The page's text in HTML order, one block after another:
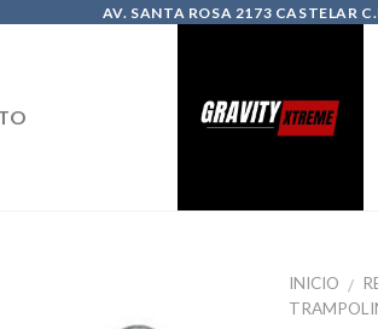
AV. SANTA ROSA 2173 CASTELAR
INICIO /